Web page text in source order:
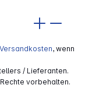
Versandkosten, wenn
/ Lieferanten.
vorbehalten.